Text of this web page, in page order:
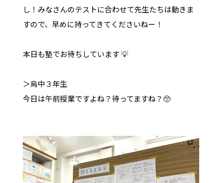
し！みなさんのテストに合わせて先生たちは動きま
すので、早めに持ってきてくださいねー！
本日も塾でお待ちしています 💡
＞烏中３年生
今日は午前授業ですよね？待ってますね？🥺